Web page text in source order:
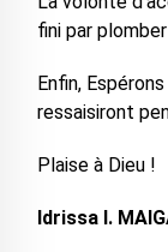
fini par
Enfin,
ressaisiront
Plaise à Dieu !
Idrissa I.